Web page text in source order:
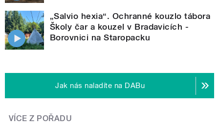
„Salvio hexia“. Ochranné kouzlo tábora
Školy čar a kouzel v Bradavicích -
Borovnici na Staropacku
Jak nás naladíte na DABu
VÍCE Z POŘADU